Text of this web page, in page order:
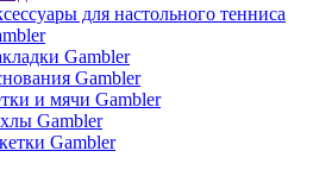
для настольного тенниса
Gambler
Gambler
и мячи Gambler
Gambler
Gambler